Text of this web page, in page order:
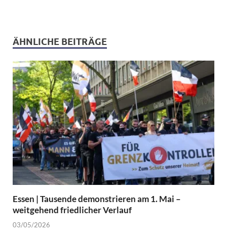
ÄHNLICHE BEITRÄGE
Essen | Tausende demonstrieren am 1. Mai –
weitgehend friedlicher Verlauf
03/05/2026